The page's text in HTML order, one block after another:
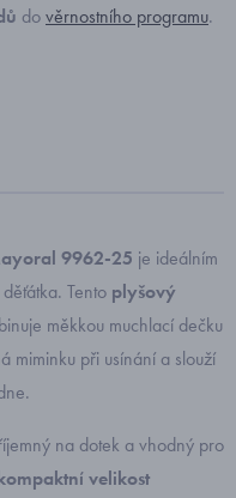
dověrnostního programu.
9962-25 je ideálním
Tento plyšový
měkkou muchlací dečku
miminku při usínání a slouží
na dotek a vhodný pro
velikost